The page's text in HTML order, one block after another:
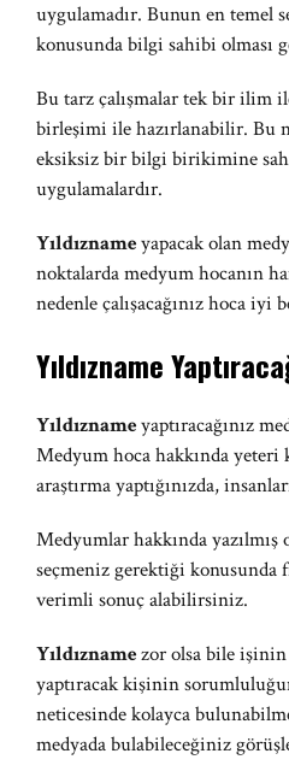
uygulamadır. Bunun en temel
konusunda bilgi sahibi olması
Bu tarz çalışmalar tek bir ilim
birleşimi ile hazırlanabilir. Bu
eksiksiz bir bilgi birikimine
uygulamalardır.
Yıldıznameyapacak olan
noktalarda medyum hocanın
nedenle çalışacağınız hoca iyi
Yıldızname
Yıldıznameyaptıracağınız
Medyum hoca hakkında yeteri
araştırma yaptığınızda,
Medyumlar hakkında
seçmeniz gerektiği konusunda
verimli sonuç alabilirsiniz.
Yıldıznamezor olsa bile
yaptıracak kişinin
neticesinde kolayca
medyada bulabileceğiniz